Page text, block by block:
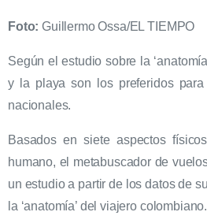
Foto: Guillermo Ossa/EL TIEMPO
Según el estudio sobre la
y la playa son los preferidos
nacionales.
Basados en siete aspectos
humano, el metabuscador de
un estudio a partir de los datos de
la ‘anatomía’ del viajero colombiano.